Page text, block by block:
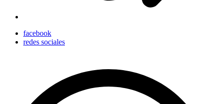
facebook
redes sociales